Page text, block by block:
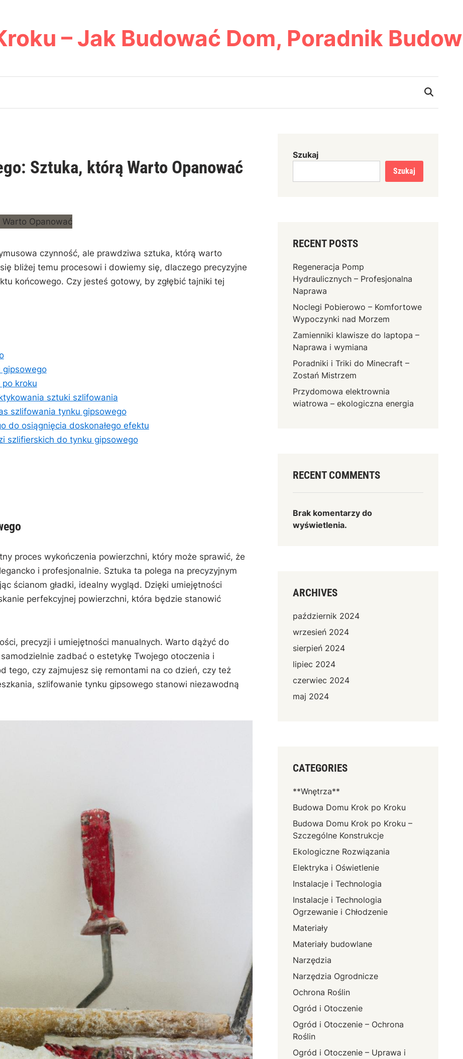
– Jak Budować Dom, Poradnik
Sztuka, którą Warto Opanować
czynność,​ ale prawdziwa sztuka, ‍którą warto
bliżej temu⁤ procesowi i dowiemy się, dlaczego precyzyjne
końcowego. ⁣Czy jesteś ⁣gotowy, by zgłębić tajniki tej
gipsowego
kroku
‌sztuki szlifowania
szlifowania tynku gipsowego
​do osiągnięcia doskonałego efektu
szlifierskich ‍do tynku ⁣gipsowego
proces ⁣wykończenia powierzchni, który⁢ może sprawić, ⁣że
⁣i profesjonalnie.⁢ Sztuka ta polega‍ na precyzyjnym
ścianom gładki, idealny wygląd. Dzięki‍ umiejętności
perfekcyjnej powierzchni, ‍która ⁤będzie stanowić⁣
precyzji ‍i umiejętności manualnych. Warto dążyć ‍do
zadbać o‍ estetykę Twojego otoczenia i‍
‌tego, czy‍ zajmujesz‌ się remontami⁢ na co dzień, czy też
szlifowanie⁤ tynku gipsowego stanowi⁤ niezawodną
Szukaj
Szukaj
RECENT POSTS
Regeneracja Pomp
Hydraulicznych – Profesjonalna
Naprawa
Noclegi Pobierowo – Komfortowe
Wypoczynki nad Morzem
Zamienniki klawisze do laptopa –
Naprawa i wymiana
Poradniki i Triki do Minecraft –
Zostań Mistrzem
Przydomowa elektrownia
wiatrowa – ekologiczna energia
RECENT COMMENTS
Brak komentarzy do
wyświetlenia.
ARCHIVES
październik 2024
wrzesień 2024
sierpień 2024
lipiec 2024
czerwiec 2024
maj 2024
CATEGORIES
**Wnętrza**
Budowa Domu Krok po Kroku
Budowa Domu Krok po Kroku –
Szczególne Konstrukcje
Ekologiczne Rozwiązania
Elektryka i Oświetlenie
Instalacje i Technologia
Instalacje i Technologia
Ogrzewanie i Chłodzenie
Materiały
Materiały budowlane
Narzędzia
Narzędzia Ogrodnicze
Ochrona Roślin
Ogród i Otoczenie
Ogród i Otoczenie – Ochrona
Roślin
Ogród i Otoczenie – Uprawa i